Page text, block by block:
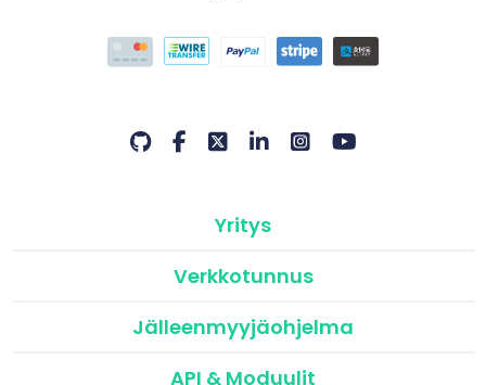
Yritys
Verkkotunnus
Jälleenmyyjäohjelma
API & Moduulit